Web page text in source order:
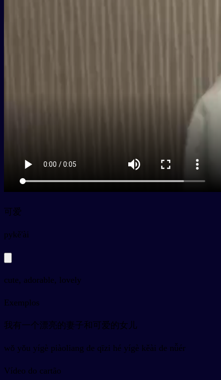
可爱
pykě'ài
cute, adorable, lovely
Exemplos
我有一个漂亮的妻子和可爱的女儿
wǒ yǒu yígè piàoliang de qīzi hé yígè kěài de nǚér
Vídeo do cartão